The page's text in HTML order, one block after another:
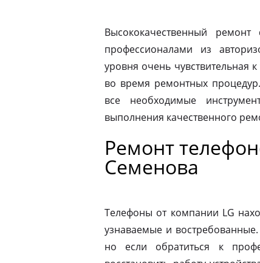
Высококачественный
профессионалами из
уровня очень чувствительная
во время ремонтных
все необходимые
выполнения качественного
Ремонт
Семенова
Телефоны от компании LG
узнаваемые и
но если обратиться к